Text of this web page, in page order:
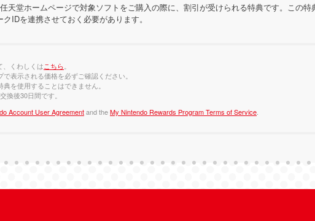
天堂ホームページで対象ソフトをご購入の際に、割引が受けられる特典です。この
IDを連携させておく必要があります。
、くわしくはこちら
表示される価格を必ずご確認ください。
を使用することはできません。
換後30日間です。
Account User Agreementand theMy Nintendo Rewards Program Terms of Service